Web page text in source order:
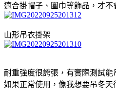
適合掛帽子、圍巾等飾品，才不
山形吊衣掛架
耐重強度很誇張，有實際測試能
如果正常使用，像我想要吊冬